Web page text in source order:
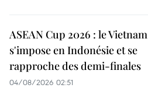
ASEAN Cup 2026 : le Vietnam
s'impose en Indonésie et se
rapproche des demi-finales
04/08/2026 02:51